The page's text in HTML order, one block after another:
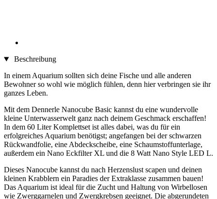
Beschreibung
In einem Aquarium sollten sich deine Fische und alle anderen
Bewohner so wohl wie möglich fühlen, denn hier verbringen sie ihr
ganzes Leben.
Mit dem Dennerle Nanocube Basic kannst du eine wundervolle
kleine Unterwasserwelt ganz nach deinem Geschmack erschaffen!
In dem 60 Liter Komplettset ist alles dabei, was du für ein
erfolgreiches Aquarium benötigst; angefangen bei der schwarzen
Rückwandfolie, eine Abdeckscheibe, eine Schaumstoffunterlage,
außerdem ein Nano Eckfilter XL und die 8 Watt Nano Style LED L.
Dieses Nanocube kannst du nach Herzenslust scapen und deinen
kleinen Krabblern ein Paradies der Extraklasse zusammen bauen!
Das Aquarium ist ideal für die Zucht und Haltung von Wirbellosen
wie Zwerggarnelen und Zwergkrebsen geeignet. Die abgerundeten